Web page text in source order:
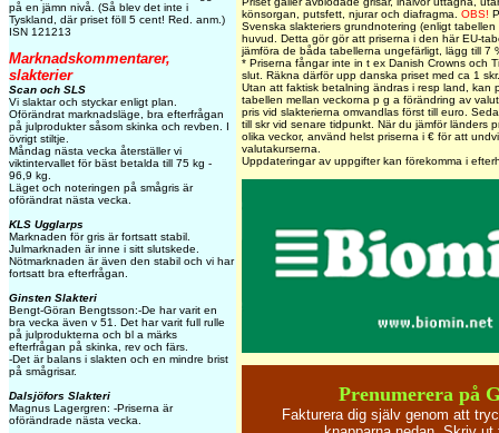
på en jämn nivå. (Så blev det inte i
Tyskland, där priset föll 5 cent! Red. anm.)
ISN 121213
Marknadskommentarer,
slakterier
Scan och SLS
Vi slaktar och styckar enligt plan.
Oförändrat marknadsläge, bra efterfrågan
på julprodukter såsom skinka och revben. I
övrigt stiltje.
Måndag nästa vecka återställer vi
viktintervallet för bäst betalda till 75 kg -
96,9 kg.
Läget och noteringen på smågris är
oförändrat nästa vecka.
KLS Ugglarps
Marknaden för gris är fortsatt stabil.
Julmarknaden är inne i sitt slutskede.
Nötmarknaden är även den stabil och vi har
fortsatt bra efterfrågan.
Ginsten Slakteri
Bengt-Göran Bengtsson:-De har varit en
bra vecka även v 51. Det har varit full rulle
på julprodukterna och bl a märks
efterfrågan på skinka, rev och färs.
-Det är balans i slakten och en mindre brist
på smågrisar.
Dalsjöfors Slakteri
Magnus Lagergren: -Priserna är
oförändrade nästa vecka.
könsorgan, putsfett, njurar och diafragma. OBS!
Svenska slakteriers grundnotering (enligt
huvud. Detta gör gör att priserna i den här EU-
jämföra de båda tabellerna ungefärligt, lägg till 7
* Priserna fångar inte in t ex Danish Crowns och
slut. Räkna därför upp danska priset med ca 1 skr.
Utan att faktisk betalning ändras i resp land, kan
tabellen mellan veckorna p g a förändring av
pris vid slakterierna omvandlas först till euro.
till skr vid senare tidpunkt. När du jämför länders
olika veckor, använd helst priserna i € för att
valutakurserna.
Uppdateringar av uppgifter kan förekomma i
Prenumerera på
Fakturera dig själv genom att